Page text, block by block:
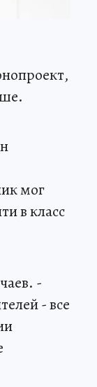
мог
в класс
-
- все